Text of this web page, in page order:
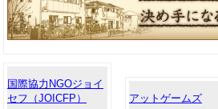
国際協力NGOジョイ
セフ（JOICFP）
アットゲームズ